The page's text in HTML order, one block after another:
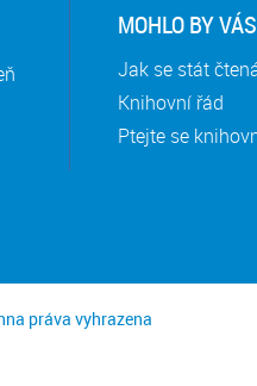
MOHLO BY
Jak se stát
Knihovní řád
Ptejte se
práva vyhrazena